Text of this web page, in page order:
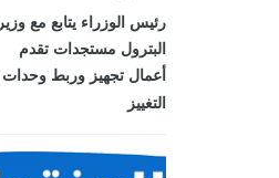
رئيس الوزراء يتابع مع وزير
البترول مستجدات تقدم
أعمال تجهيز وربط وحدات
التغييز